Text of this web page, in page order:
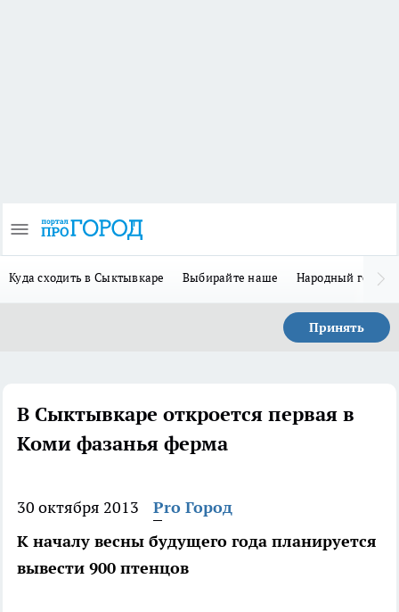
Куда сходить в Сыктывкаре Выбирайте наше Народный герой-
Принять
В Сыктывкаре откроется первая в
Коми фазанья ферма
30 октября 2013
Pro Город
К началу весны будущего года планируется
вывести 900 птенцов